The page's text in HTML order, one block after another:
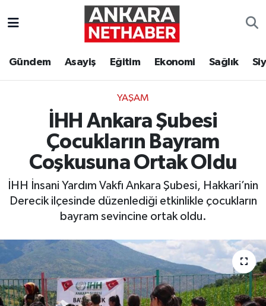
Gündem Asayiş Eğitim Ekonomi Sağlık
YAŞAM
İHH Ankara Şubesi
Çocukların Bayram
Coşkusuna Ortak Oldu
İHH İnsani Yardım Vakfı Ankara Şubesi, Hakkari’nin
Derecik ilçesinde düzenlediği etkinlikle çocukların
bayram sevincine ortak oldu.
Ekonomi
Gündem
Kim Kimdir Nereli
Sağlık
Siyaset
Ankara Hava Durumu
Süper Lig Puan Durumu ve Fikstür
Tüm Manşetler
Son Dakika Haberleri
Haber Arşivi